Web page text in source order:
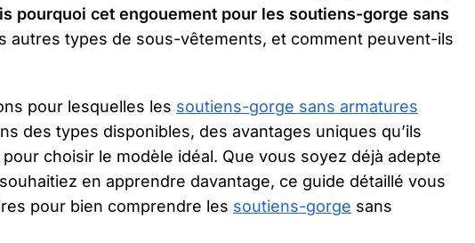
pourquoi cet engouement pour les soutiens-gorge sans
autres types de sous-vêtements, et comment peuvent-ils
pour lesquelles les soutiens-gorge sans armatures
des types disponibles, des avantages uniques qu’ils
choisir le modèle idéal. Que vous soyez déjà adepte
en apprendre davantage, ce guide détaillé vous
pour bien comprendre les soutiens-gorge sans